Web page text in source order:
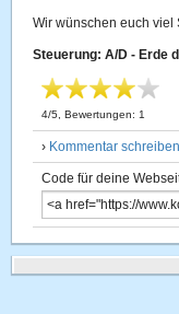
Wir wünschen euch viel
Steuerung: A/D - Erde
4/5 , Bewertungen: 1
› Kommentar schreiben
Code für deine